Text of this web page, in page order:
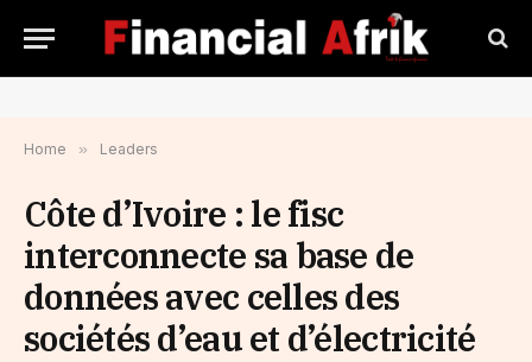
Home » Leaders
Côte d’Ivoire : le fisc
interconnecte sa base de
données avec celles des
sociétés d’eau et d’électricité